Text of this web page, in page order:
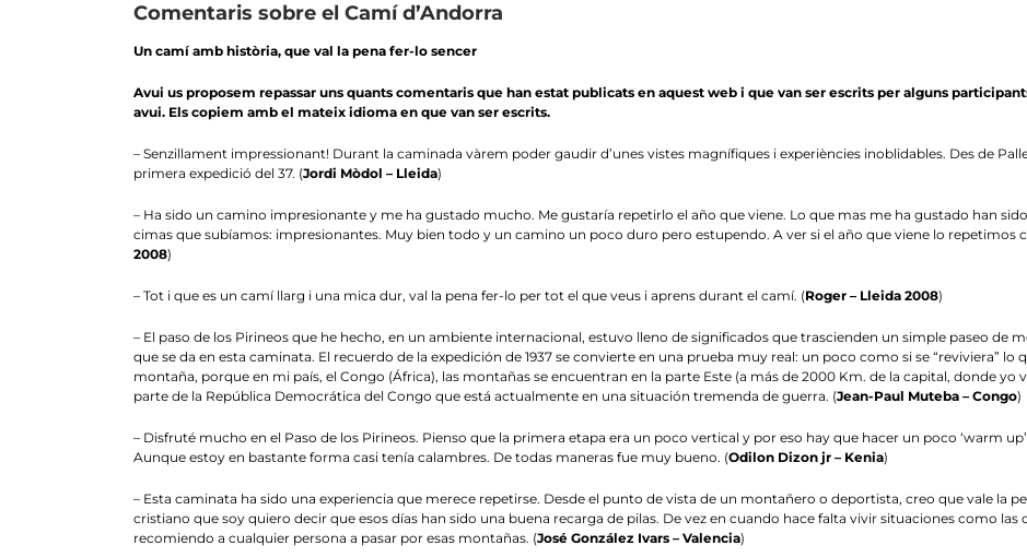
Comentaris sobre el Camí d’Andorra
Un camí amb història, que val la pena fer-lo sencer
Avui us proposem repassar uns quants comentaris que han estat publicats en aquest web i que van ser escrits per alguns
avui. Els copiem amb el mateix idioma en que van ser escrits.
– Senzillament impressionant! Durant la caminada vàrem poder gaudir d’unes vistes magnífiques i experiències inoblidables. Des de
primera expedició del 37. (Jordi Mòdol – Lleida)
– Ha sido un camino impresionante y me ha gustado mucho. Me gustaría repetirlo el año que viene. Lo que mas me ha gustado han
cimas que subíamos: impresionantes. Muy bien todo y un camino un poco duro pero estupendo. A ver si el año que viene lo repetimos
2008)
– Tot i que es un camí llarg i una mica dur, val la pena fer-lo per tot el que veus i aprens durant el camí. (Roger – Lleida 2008)
– El paso de los Pirineos que he hecho, en un ambiente internacional, estuvo lleno de significados que trascienden un simple paseo de
que se da en esta caminata. El recuerdo de la expedición de 1937 se convierte en una prueba muy real: un poco como si se “reviviera” lo
montaña, porque en mi país, el Congo (África), las montañas se encuentran en la parte Este (a más de 2000 Km. de la capital, donde yo
parte de la República Democrática del Congo que está actualmente en una situación tremenda de guerra. (Jean-Paul Muteba – Congo)
– Disfruté mucho en el Paso de los Pirineos. Pienso que la primera etapa era un poco vertical y por eso hay que hacer un poco ‘warm
Aunque estoy en bastante forma casi tenía calambres. De todas maneras fue muy bueno. (Odilon Dizon jr – Kenia)
– Esta caminata ha sido una experiencia que merece repetirse. Desde el punto de vista de un montañero o deportista, creo que vale la
cristiano que soy quiero decir que esos días han sido una buena recarga de pilas. De vez en cuando hace falta vivir situaciones como
recomiendo a cualquier persona a pasar por esas montañas. (José González Ivars – Valencia)